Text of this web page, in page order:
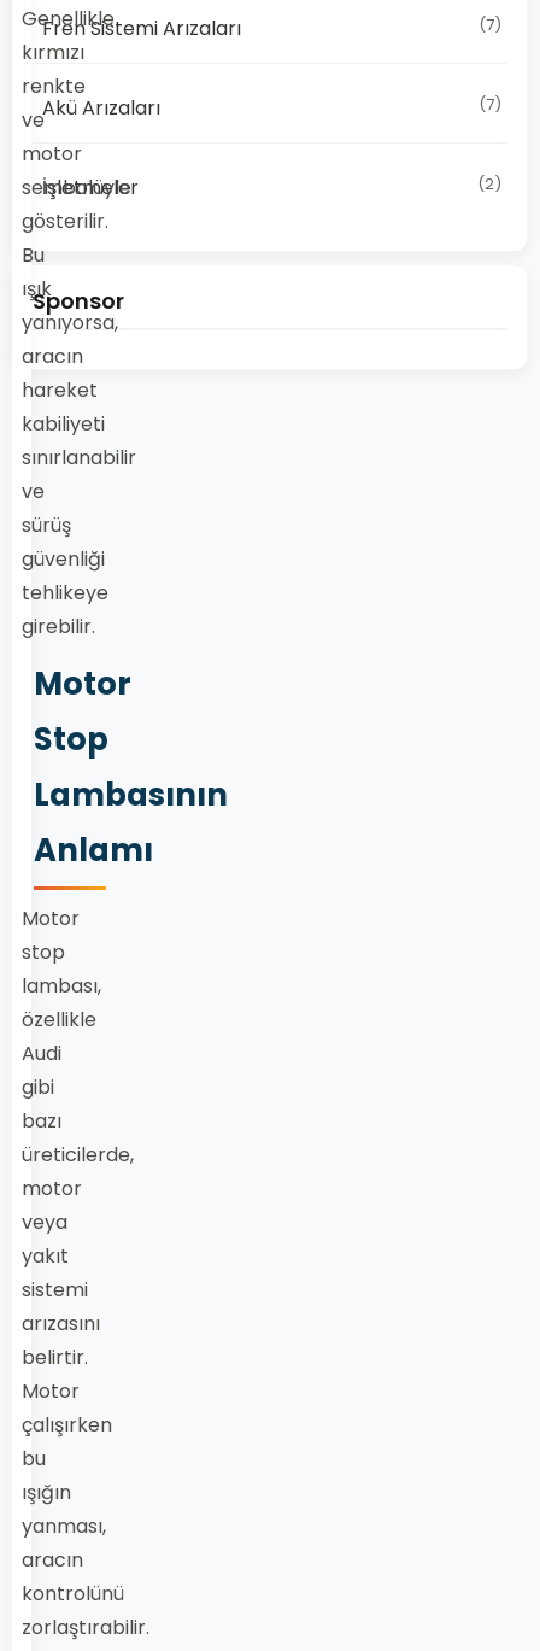
Genellikle
kırmızı
renkte
ve
motor
sembolüyle
gösterilir.
Bu
ışık
yanıyorsa,
aracın
hareket
kabiliyeti
sınırlanabilir
ve
sürüş
güvenliği
tehlikeye
girebilir.
Motor
Stop
Lambasının
Anlamı
Motor
stop
lambası,
özellikle
Audi
gibi
bazı
üreticilerde,
motor
veya
yakıt
sistemi
arızasını
belirtir.
Motor
çalışırken
bu
ışığın
yanması,
aracın
kontrolünü
zorlaştırabilir.
Fren Sistemi Arızaları (7)
Akü Arızaları (7)
İşletmeler (2)
Sponsor